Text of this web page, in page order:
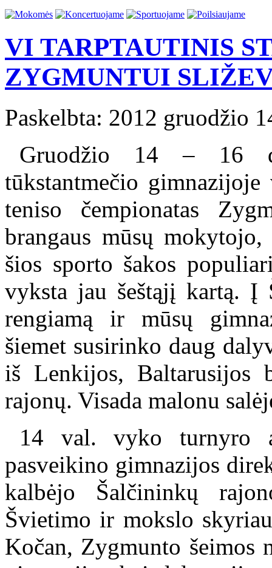
VI TARPTAUTINIS
ZYGMUNTUI
Paskelbta: 2012 gruodžio
Gruodžio 14 – 16
tūkstantmečio gimnazijoje
teniso čempionatas
brangaus mūsų
šios sporto šakos
vyksta jau šeštąjį kartą. Į
rengiamą ir mūsų
šiemet susirinko daug
iš Lenkijos, Baltarusijos
rajonų. Visada malonu
14 val. vyko turnyro
pasveikino gimnazijos
kalbėjo Šalčininkų
Švietimo ir mokslo
Kočan, Zygmunto šeimos